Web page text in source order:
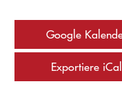
Google
Exportiere iCal